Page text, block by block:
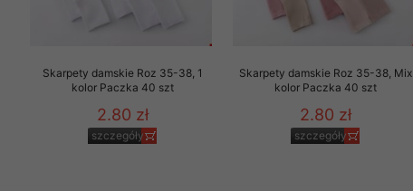
Skarpety damskie Roz 35-38, 1
kolor Paczka 40 szt
2.80 zł
szczegóły
Skarpety damskie Roz 35-38, Mix
kolor Paczka 40 szt
2.80 zł
szczegóły